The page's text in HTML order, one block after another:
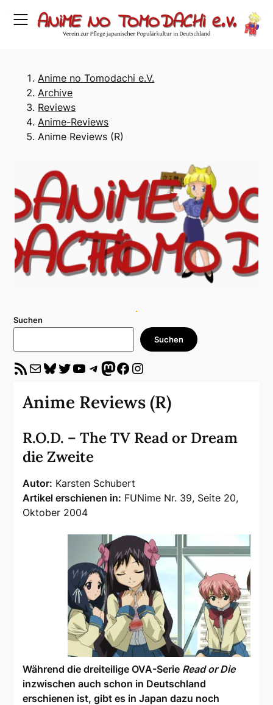
Anime no Tomodachi e.V.
Archive
Reviews
Anime-Reviews
Anime Reviews (R)
Suchen
Suchen
RSS-Feed E-Mail Bluesky Twitter YouTube Telegram Mastodon Facebook Instagram
Anime Reviews (R)
R.O.D. – The TV Read or Dream
die Zweite
Autor: Karsten Schubert
Artikel erschienen in: FUNime Nr. 39, Seite 20,
Oktober 2004
Während die dreiteilige OVA-Serie Read or Die
inzwischen auch schon in Deutschland
erschienen ist, gibt es in Japan dazu noch